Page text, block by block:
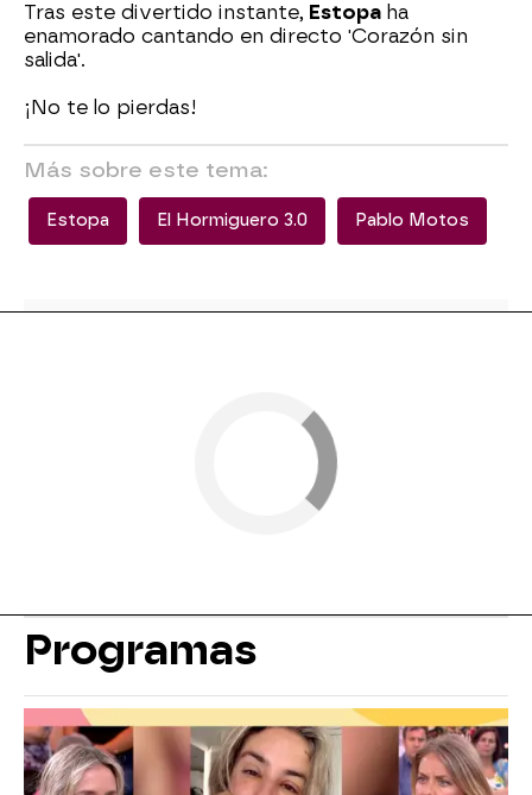
Tras este divertido instante, Estopa ha
enamorado cantando en directo 'Corazón sin
salida'.
¡No te lo pierdas!
Más sobre este tema:
Estopa El Hormiguero 3.0 Pablo Motos
Programas